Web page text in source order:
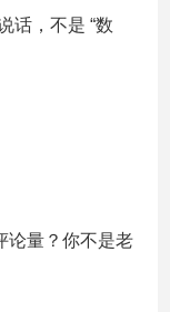
话，不是 “数
论量？你不是老